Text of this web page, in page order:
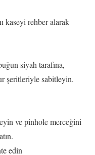
kaseyi rehber alarak
siyah tarafına,
şeritleriyle sabitleyin.
ve pinhole merceğini
edin